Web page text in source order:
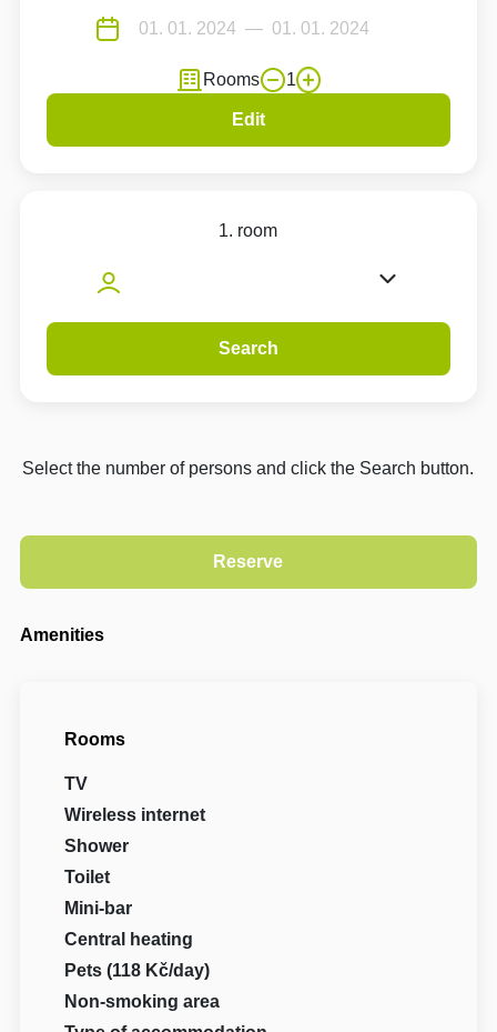
Rooms 1
Edit
1. room
Search
Select the number of persons and click the Search button.
Amenities
Rooms
TV
Wireless internet
Shower
Toilet
Mini-bar
Central heating
Pets (118 Kč/day)
Non-smoking area